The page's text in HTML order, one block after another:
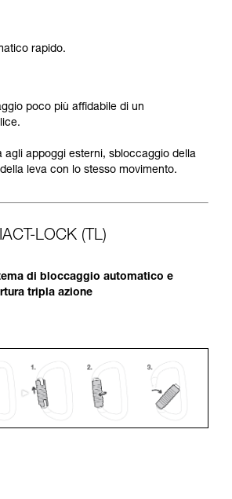
rapido.
poco più affidabile di un
agli appoggi esterni, sbloccaggio della
leva con lo stesso movimento.
LOCK (TL)
di bloccaggio automatico e
tripla azione